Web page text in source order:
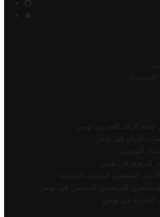
صحة الرقم الضريبي تونس
الآيبان في تونس
التونسي
البريدي في تونس
الشخصي للموظف/المتقاعد
الفرنسيين المقيمين في تونس
الجديدة في تونس